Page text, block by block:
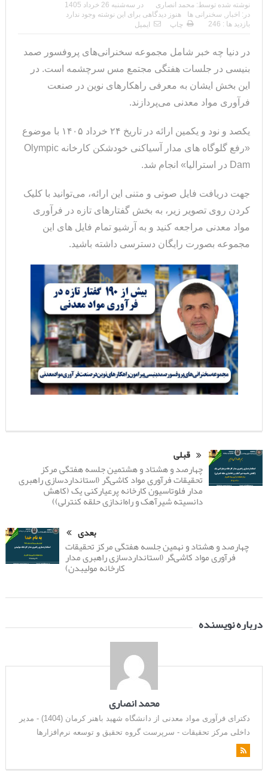
نوشته شده توسط: محمد انصاری در سه‌شنبه 26 خرداد 1405
در: اخبار , سخنرانی ها
هنوز دیدگاهی برای این نوشته وجود ندارد
بازدید ها : 246
چاپ ایمیل
در دنیا چه خبر شامل مجموعه سخنرانی‌های پروفسور صمد
بنیسی در جلسات هفتگی مجتمع مس سرچشمه است. در
این بخش ایشان به معرفی راهکارهای نوین در صنعت
فرآوری مواد معدنی می‌پردازند.
یکصد و نود و یکمین ارائه در تاریخ ۲۴ خرداد ۱۴۰۵ با موضوع
«رفع گلوگاه های مدار آسیاکنی خودشکن کارخانه Olympic
Dam در استرالیا» انجام شد.
جهت دریافت فایل صوتی و متنی این ارائه، می‌توانید با کلیک
کردن روی تصویر زیر، به بخش گفتارهای تازه در فرآوری
مواد معدنی مراجعه کنید و به آرشیو تمام فایل های این
مجموعه بصورت رایگان دسترسی داشته باشید.
قبلی
چهارصد و هشتاد و هشتمین جلسه هفتگی مرکز
تحقیقات فرآوری مواد کاشی‌گر (استانداردسازی راهبری
مدار فلوتاسیون کارخانه پرعیارکنی یک (کاهش
دانسیته شیرآهک و راه‌اندازی حلقه کنترلی))
بعدی
چهارصد و هشتاد و نهمین جلسه هفتگی مرکز تحقیقات
فرآوری مواد کاشی‌گر (استانداردسازی راهبری مدار
کارخانه مولیبدن)
درباره نویسنده
محمد انصاری
دکترای فرآوری مواد معدنی از دانشگاه شهید باهنر کرمان (1404) - مدیر
داخلی مرکز تحقیقات - سرپرست گروه تحقیق و توسعه نرم‌افزارها